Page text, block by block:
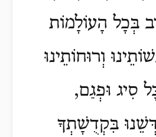
בְּכָל הָעוֹלָמוֹת
וְרוּחוֹתֵינוּ
סִיג וּפְגַם,
בִּקְדֻשָׁתְךָ